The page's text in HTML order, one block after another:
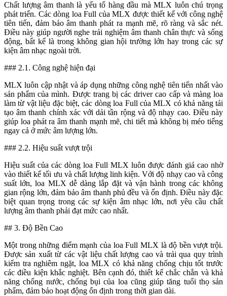
Chất lượng âm thanh là yếu tố hàng đầu mà MLX luôn chú trọng
phát triển. Các dòng loa Full của MLX được thiết kế với công nghệ
tiên tiến, đảm bảo âm thanh phát ra mạnh mẽ, rõ ràng và sắc nét.
Điều này giúp người nghe trải nghiệm âm thanh chân thực và sống
động, bất kể là trong không gian hội trường lớn hay trong các sự
kiện âm nhạc ngoài trời.
### 2.1. Công nghệ hiện đại
MLX luôn cập nhật và áp dụng những công nghệ tiên tiến nhất vào
sản phẩm của mình. Được trang bị các driver cao cấp và màng loa
làm từ vật liệu đặc biệt, các dòng loa Full của MLX có khả năng tái
tạo âm thanh chính xác với dải tần rộng và độ nhạy cao. Điều này
giúp loa phát ra âm thanh mạnh mẽ, chi tiết mà không bị méo tiếng
ngay cả ở mức âm lượng lớn.
### 2.2. Hiệu suất vượt trội
Hiệu suất của các dòng loa Full MLX luôn được đánh giá cao nhờ
vào thiết kế tối ưu và chất lượng linh kiện. Với độ nhạy cao và công
suất lớn, loa MLX dễ dàng lắp đặt và vận hành trong các không
gian rộng lớn, đảm bảo âm thanh phủ đều và ổn định. Điều này đặc
biệt quan trọng trong các sự kiện âm nhạc lớn, nơi yêu cầu chất
lượng âm thanh phải đạt mức cao nhất.
## 3. Độ Bền Cao
Một trong những điểm mạnh của loa Full MLX là độ bền vượt trội.
Được sản xuất từ các vật liệu chất lượng cao và trải qua quy trình
kiểm tra nghiêm ngặt, loa MLX có khả năng chống chịu tốt trước
các điều kiện khắc nghiệt. Bên cạnh đó, thiết kế chắc chắn và khả
năng chống nước, chống bụi của loa cũng giúp tăng tuổi thọ sản
phẩm, đảm bảo hoạt động ổn định trong thời gian dài.